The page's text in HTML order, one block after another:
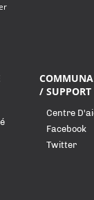
/ SUPPORT
Centre
Facebook
Twitter